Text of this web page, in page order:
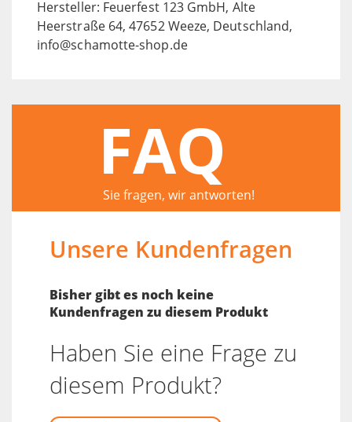
Hersteller: Feuerfest 123 GmbH, Alte
Heerstraße 64, 47652 Weeze, Deutschland,
info@schamotte-shop.de
FAQ
Sie fragen, wir antworten!
Unsere Kundenfragen
Bisher gibt es noch keine
Kundenfragen zu diesem Produkt
Haben Sie eine Frage zu
diesem Produkt?